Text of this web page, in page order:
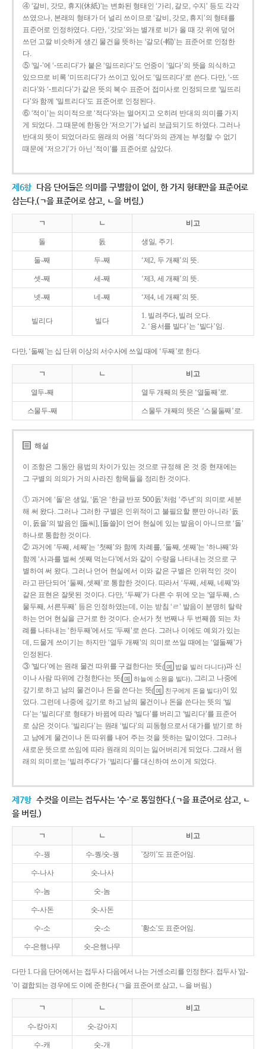
④ ‘갈비, 갓모, 휴지(休紙)’는 변화된 형태인 ‘가리, 갈모, 수지’ 등도 각각
쓰였으나, 본래의 형태가 더 널리 쓰이므로 ‘갈비, 갓모, 휴지’의 형태를
표준어로 인정하였다. 다만, ‘갓모’와는 별개로 비가 올 때 갓 위에 덮어
쓰던 고깔 비슷하게 생긴 물건을 뜻하는 ‘갈모(-帽)’는 표준어로 인정한
다.
⑤ ‘밀-’에 ‘-뜨리다’가 붙은 ‘밀뜨리다’도 언중이 ‘밀다’의 뜻을 의식하고
있으므로 비록 ‘미뜨리다’가 쓰이고 있어도 ‘밀뜨리다’로 쓴다. 다만, ‘-뜨
리다’와 ‘-트리다’가 같은 뜻의 복수 표준어 접미사로 인정되므로 ‘밀뜨리
다’와 함께 ‘밀트리다’도 표준어로 인정된다.
⑥ ‘적이’는 의미적으로 ‘적다’와는 멀어지고 오히려 반대의 의미를 가지
게 되었다. 그 때문에 한동안 ‘저으기’가 널리 보급되기도 하였다. 그러나
반대의 뜻이 되었더라도 원래의 어원 ‘적다’와의 관계는 부정할 수 없기
때문에 ‘저으기’가 아닌 ‘적이’를 표준어로 삼았다.
제6항 다음 단어들은 의미를 구별함이 없이, 한 가지 형태만을 표준어로
삼는다.(ㄱ을 표준어로 삼고, ㄴ을 버림.)
ㄱ ㄴ 비고
돌 돐 생일, 주기.
둘-째 두-째 ‘제2, 두 개째’의 뜻.
셋-째 세-째 ‘제3, 세 개째’의 뜻.
넷-째 네-째 ‘제4, 네 개째’의 뜻.
빌리다 빌다
1. 빌려주다, 빌려 오다.
2. ‘용서를 빌다’는 ‘빌다’임.
다만, ‘둘째’는 십 단위 이상의 서수사에 쓰일 때에 ‘두째’로 한다.
ㄱ ㄴ 비고
열두-째 열두 개째의 뜻은 ‘열둘째’로.
스물두-째 스물두 개째의 뜻은 ‘스물둘째’로.
해설
이 조항은 그동안 용법의 차이가 있는 것으로 규정해 온 것 중 현재에는
그 구별의 의의가 거의 사라진 항목들을 정리한 것이다.
① 과거에 ‘돌’은 생일, ‘돐’은 ‘한글 반포 500돐’처럼 ‘주년’의 의미로 세분
해 써 왔다. 그러나 그러한 구별은 인위적이고 불필요할 뿐만 아니라 ‘돐
이, 돐을’의 발음인 [돌씨], [돌쓸]이 언어 현실에 있는 발음이 아니므로 ‘돌’
하나로 통합한 것이다.
② 과거에 ‘두째, 세째’는 ‘첫째’와 함께 차례를, ‘둘째, 셋째’는 ‘하나째’와
함께 ‘사과를 벌써 셋째 먹는다’에서와 같이 수량을 나타내는 것으로 구
별하여 써 왔다. 그러나 언어 현실에서 이와 같은 구별은 인위적인 것이
라고 판단되어 ‘둘째, 셋째’로 통합한 것이다. 따라서 ‘두째, 세째, 네째’와
같은 표현은 잘못된 것이다. 다만, ‘두째’가 다른 수 뒤에 오는 ‘열두째, 스
물두째, 서른두째’ 등은 인정하였는데, 이는 받침 ‘ㄹ’ 발음이 분명히 탈락
하는 언어 현실을 근거로 한 것이다. 순서가 첫 번째나 두 번째쯤 되는 차
례를 나타내는 ‘한두째’에서도 ‘두째’로 쓴다. 그러나 이에도 예외가 있는
데, 드물게 쓰이기는 하지만 ‘열두 개째’의 의미로 쓰일 때에는 ‘열둘째’가
인정된다.
③ ‘빌다’에는 원래 물건 따위를 구걸한다는 뜻( 예 밥을 빌러 다니다)과 신
이나 사람 따위에 간청한다는 뜻( 예 하늘에 소원을 빌다), 그리고 나중에
갚기로 하고 남의 물건이나 돈을 쓴다는 뜻( 예 친구에게 돈을 빌다)이 있
었다. 그런데 나중에 갚기로 하고 남의 물건이나 돈을 쓴다는 뜻의 ‘빌
다’는 ‘빌리다’로 형태가 바뀜에 따라 ‘빌다’를 버리고 ‘빌리다’를 표준어
로 삼은 것이다. ‘빌리다’는 원래 ‘빌다’의 피동형으로서 대가를 받기로 하
고 남에게 물건이나 돈 따위를 내어 주는 것을 뜻하는 말이었다. 그러나
새로운 뜻으로 쓰임에 따라 원래의 의미는 잃어버리게 되었다. 그래서 원
래의 의미로는 ‘빌려주다’가 ‘빌리다’를 대신하여 쓰이게 되었다.
제7항 수컷을 이르는 접두사는 '수-'로 통일한다.(ㄱ을 표준어로 삼고, ㄴ
을 버림.)
ㄱ ㄴ 비고
수-꿩 수-퀑/숫-꿩 '장끼'도 표준어임.
수-나사 숫-나사
수-놈 숫-놈
수-사돈 숫-사돈
수-소 숫-소 '황소'도 표준어임.
수-은행나무 숫-은행나무
다만 1. 다음 단어에서는 접두사 다음에서 나는 거센소리를 인정한다. 접두사 '암-
'이 결합되는 경우에도 이에 준한다.(ㄱ을 표준어로 삼고, ㄴ을 버림.)
ㄱ ㄴ 비고
수-캉아지 숫-강아지
수-캐 숫-개